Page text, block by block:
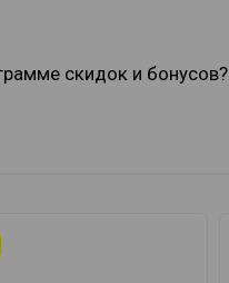
скидок и бонусов?